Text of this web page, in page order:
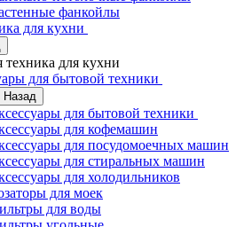
фанкойлы
для кухни
техника для кухни
для бытовой техники
Назад
для бытовой техники
для кофемашин
для посудомоечных машин
для стиральных машин
для холодильников
для моек
для воды